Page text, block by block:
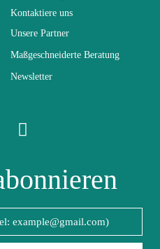
70x197x40
Elektrisch
mit einem feuchten
Mikrofasertuch
Nicht fixiert
Kontaktiere uns
Unsere Partner
Maßgeschneiderte Beratung
Newsletter